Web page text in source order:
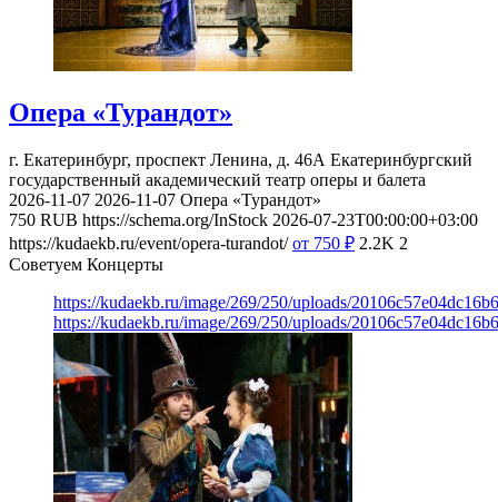
Опера «Турандот»
г. Екатеринбург, проспект Ленина, д. 46А Екатеринбургский
государственный академический театр оперы и балета
2026-11-07 2026-11-07 Опера «Турандот»
750 RUB https://schema.org/InStock 2026-07-23T00:00:00+03:00
https://kudaekb.ru/event/opera-turandot/ от 750 ₽ 2.2K 2
Советуем Концерты
https://kudaekb.ru/image/269/250/uploads/
https://kudaekb.ru/image/269/250/uploads/